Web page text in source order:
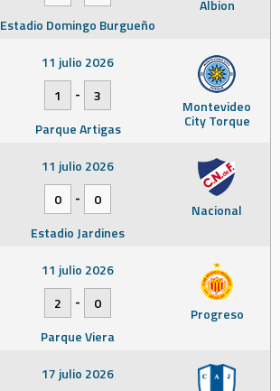
Albion
Estadio Domingo Burgueño
Montevideo
City Torque
11 julio 2026
1
-
3
Parque Artigas
Nacional
11 julio 2026
0
-
0
Estadio Jardines
Progreso
11 julio 2026
2
-
0
Parque Viera
17 julio 2026